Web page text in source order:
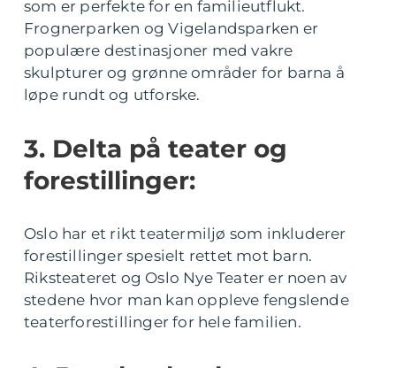
som er perfekte for en familieutflukt.
Frognerparken og Vigelandsparken er
populære destinasjoner med vakre
skulpturer og grønne områder for barna å
løpe rundt og utforske.
3. Delta på teater og
forestillinger:
Oslo har et rikt teatermiljø som inkluderer
forestillinger spesielt rettet mot barn.
Riksteateret og Oslo Nye Teater er noen av
stedene hvor man kan oppleve fengslende
teaterforestillinger for hele familien.